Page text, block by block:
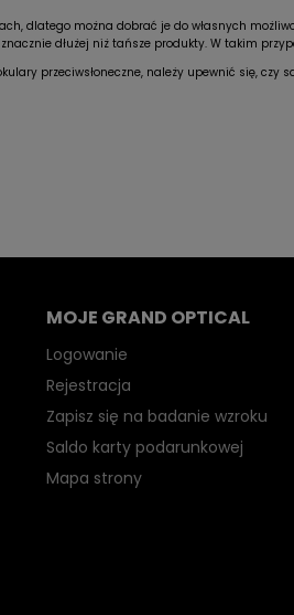
dlatego można dobrać je do własnych
dłużej niż tańsze produkty. W takim
przeciwsłoneczne, należy upewnić się, czy
MOJE GRAND OPTICAL
Logowanie
Rejestracja
Zapisz się na badanie wzroku
Saldo karty podarunkowej
Mapa strony